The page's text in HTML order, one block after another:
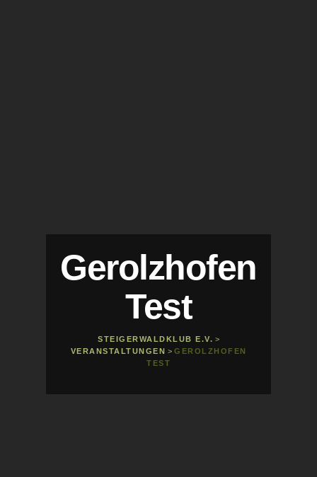
Gerolzhofen
Test
STEIGERWALDKLUB E.V. >
VERANSTALTUNGEN > GEROLZHOFEN
TEST